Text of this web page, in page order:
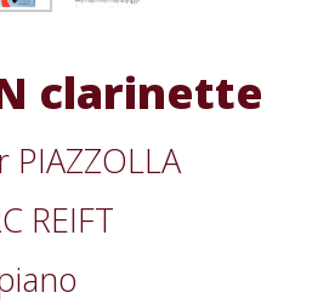
clarinette
REIFT